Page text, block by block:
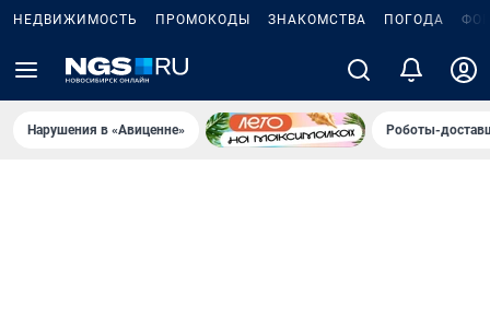
НЕДВИЖИМОСТЬ ПРОМОКОДЫ ЗНАКОМСТВА ПОГОДА
Нарушения в «Авиценне» Роботы-